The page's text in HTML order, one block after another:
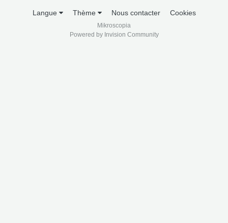
Langue Thème Nous contacter Cookies
Mikroscopia
Powered by Invision Community